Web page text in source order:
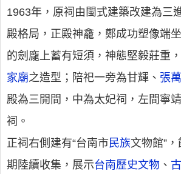
1963年，原祠由閩式建築改建為三
殿格局，正殿神龕，鄭成功塑像端
的劍龐上蓄有短須，神態堅毅莊重
家廟之造型；陪祀一旁為甘輝、 張
殿為三開間，中為太妃祠，左間寧
祠。
正祠右側建有“台南市 民族文物館”
期陸續收集，展示台南歷史文物 、